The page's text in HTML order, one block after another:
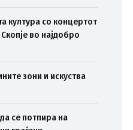
култура со концертот
во најдобро
зони и искуства
се потпира на